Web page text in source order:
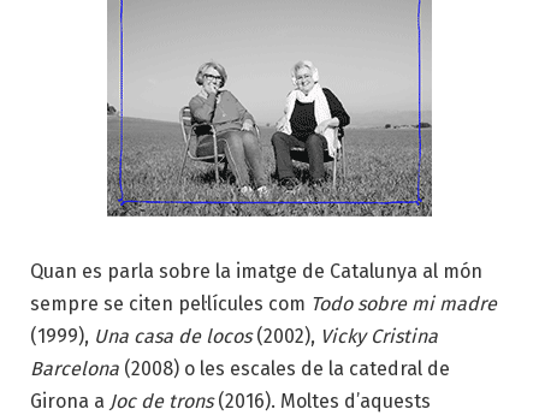
Quan es parla sobre la imatge de Catalunya al món
sempre se citen pel·lícules com Todo sobre mi madre
(1999), Una casa de locos(2002), Vicky Cristina
Barcelona (2008) o les escales de la catedral de
Girona a Joc de trons(2016). Moltes d’aquests